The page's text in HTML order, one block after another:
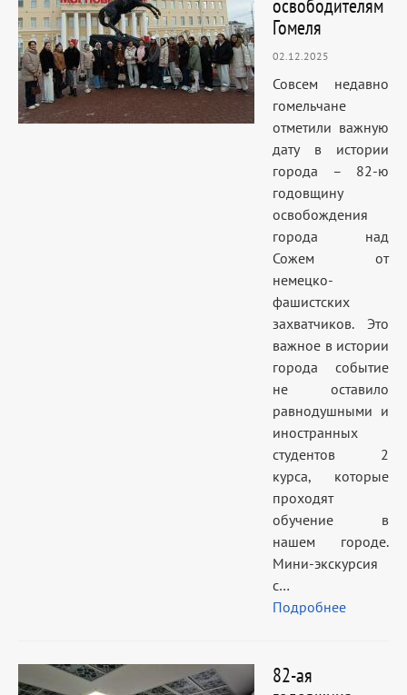
освободителям
Гомеля
02.12.2025
Совсем недавно
гомельчане
отметили важную
дату в истории
города – 82-ю
годовщину
освобождения
города над
Сожем от
немецко-
фашистских
захватчиков. Это
важное в истории
города событие
не оставило
равнодушными и
иностранных
студентов 2
курса, которые
проходят
обучение в
нашем городе.
Мини-экскурсия
с…
Подробнее
82-ая